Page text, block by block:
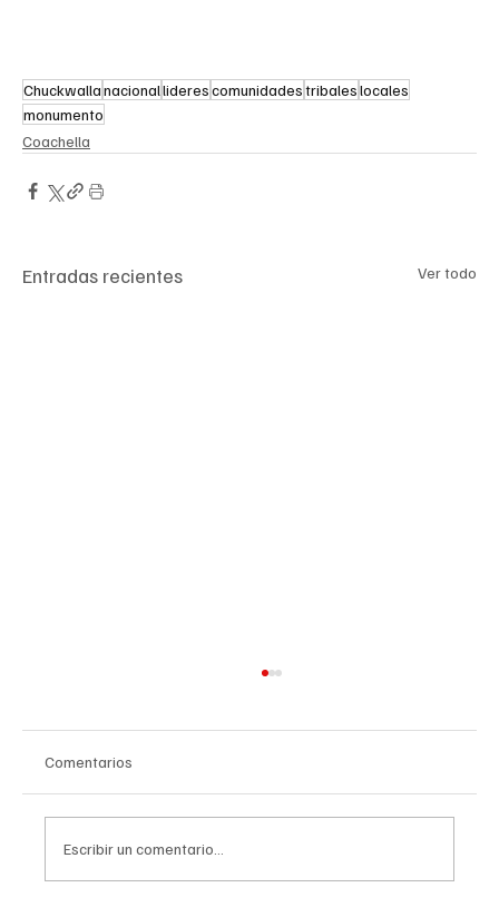
Chuckwallanacionalliderescomunidadestribaleslocales
monumento
Coachella
Entradas recientes Ver todo
Comentarios
Escribir un comentario...